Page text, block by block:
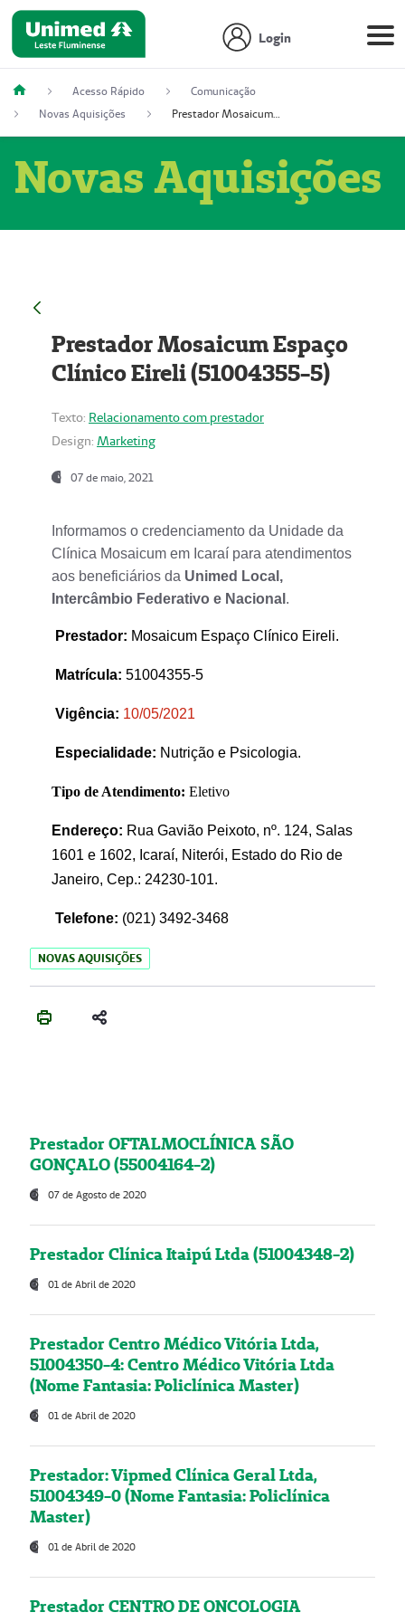
Login
Acesso Rápido
Comunicação
Novas Aquisições
Prestador Mosaicum Espaço Clínico Eireli (51004355-5)
Novas Aquisições
Prestador Mosaicum Espaço
Clínico Eireli (51004355-5)
Texto: Relacionamento com prestador
Design: Marketing
07 de maio, 2021
Informamos o credenciamento da Unidade da
Clínica Mosaicum em Icaraí para atendimentos
aos beneficiários da Unimed Local,
Intercâmbio Federativo e Nacional .
Prestador: Mosaicum Espaço Clínico Eireli.
Matrícula: 51004355-5
Vigência: 10/05/2021
Especialidade: Nutrição e Psicologia.
Tipo de Atendimento: Eletivo
Endereço: Rua Gavião Peixoto, nº. 124, Salas
1601 e 1602, Icaraí, Niterói, Estado do Rio de
Janeiro, Cep.: 24230-101.
Telefone: (021) 3492-3468
NOVAS AQUISIÇÕES
Prestador OFTALMOCLÍNICA SÃO
GONÇALO (55004164-2)
07 de Agosto de 2020
Prestador Clínica Itaipú Ltda (51004348-2)
01 de Abril de 2020
Prestador Centro Médico Vitória Ltda,
51004350-4: Centro Médico Vitória Ltda
(Nome Fantasia: Policlínica Master)
01 de Abril de 2020
Prestador: Vipmed Clínica Geral Ltda,
51004349-0 (Nome Fantasia: Policlínica
Master)
01 de Abril de 2020
Prestador CENTRO DE ONCOLOGIA